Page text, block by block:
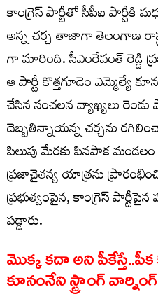
కాంగ్రెస్ పార్టీతో సీపీఐ పార్టీకి
అన్న చర్చ తాజాగా తెలంగాణ
గా మారింది. సీఎంరేవంత్ రెడ్డి
ఆ పార్టీ కొత్తగూడెం ఎమ్మెల్యే
చేసిన సంచ‌లన వ్యాఖ్యలు
దెబ్బతిన్నాయన్న చర్చను
పిలుపు మేరకు పినపాక
ప్రజాచైతన్య యాత్రను
ప్రభుత్వంపైన, కాంగ్రెస్
పడ్డారు.
మొక్క కదా అని పీకేస్తే..పీక
కూనంనేని స్ట్రాంగ్ వార్నింగ్